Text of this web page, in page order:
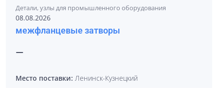
Детали, узлы для промышленного оборудования
08.08.2026
межфланцевые затворы
—
Место поставки: Ленинск-Кузнецкий